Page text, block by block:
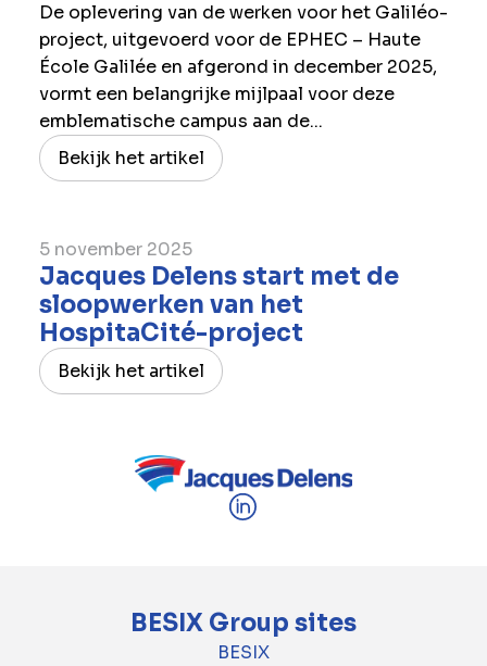
De oplevering van de werken voor het Galiléo-
project, uitgevoerd voor de EPHEC – Haute
École Galilée en afgerond in december 2025,
vormt een belangrijke mijlpaal voor deze
emblematische campus aan de...
Bekijk het artikel
5 november 2025
Jacques Delens start met de
sloopwerken van het
HospitaCité-project
Bekijk het artikel
BESIX Group sites
BESIX